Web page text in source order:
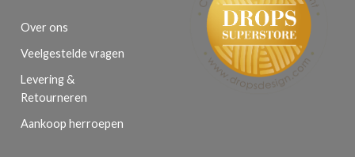
Over ons
Veelgestelde vragen
Levering &
Retourneren
Aankoop herroepen